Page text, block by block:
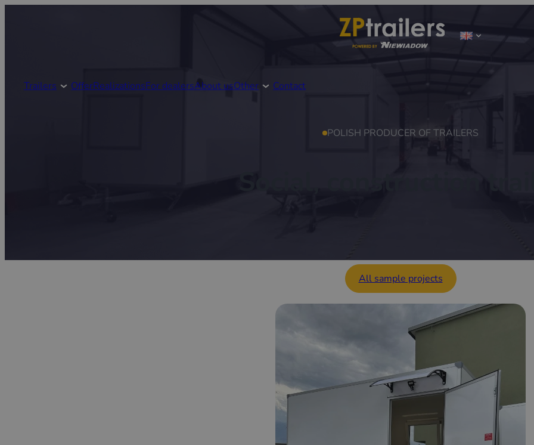
Trailers OfferRealizationsFor dealersAbout usOther Contact
POLISH PRODUCER OF TRAILERS
All sample projects